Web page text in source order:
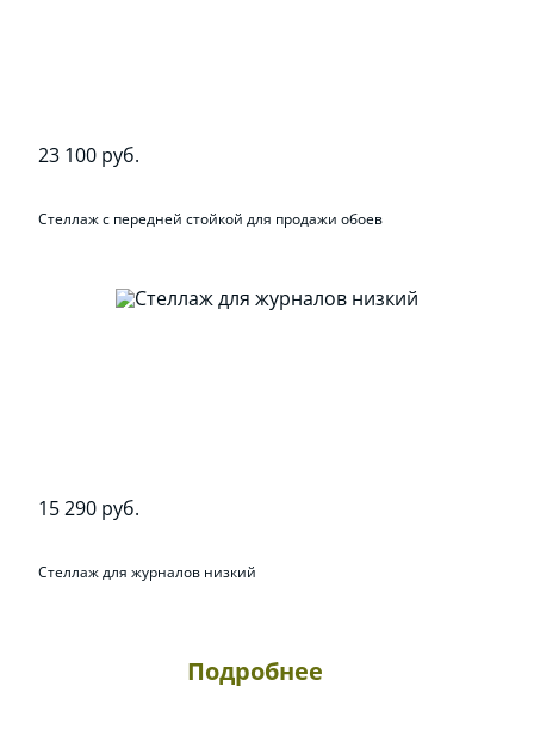
Подробнее
23 100 руб.
Стеллаж с передней стойкой для продажи обоев
15 290 руб.
Стеллаж для журналов низкий